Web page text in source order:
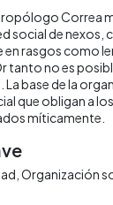
Correa
social de
rasgos como
tanto no es
base de la
que obligan a
míticamente.
Organización